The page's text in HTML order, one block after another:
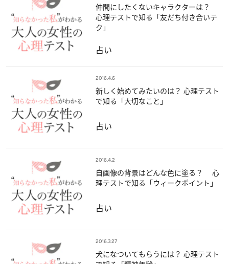
仲間にしたくないキャラクターは？
心理テストで知る「友だち付き合いテ
ク」
占い
2016.4.6
新しく始めてみたいのは？ 心理テスト
で知る「大切なこと」
占い
2016.4.2
自画像の背景はどんな色に塗る？ 心
理テストで知る「ウィークポイント」
占い
2016.3.27
犬になついてもらうには？ 心理テスト